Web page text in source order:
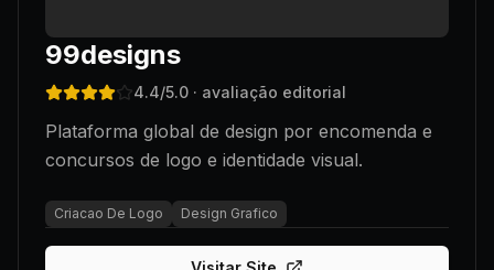
99designs
4.4/5.0 · avaliação editorial
Plataforma global de design por encomenda e
concursos de logo e identidade visual.
Criacao De Logo Design Grafico